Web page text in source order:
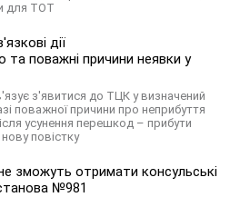
для ТОТ
дії
та поважні причини неявки у
з'явитися до ТЦК у визначений
поважної причини про неприбуття
усунення перешкод – прибути
повістку
зможуть отримати консульські
№981